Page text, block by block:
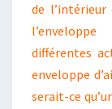
de
différentes
enveloppe
serait-ce